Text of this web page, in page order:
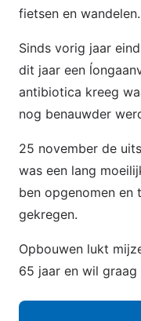
fietsen en wandelen.
Sinds vorig jaar
dit jaar een
antibiotica kreeg
nog benauwder
25 november de
was een lang
ben opgenomen en
gekregen.
Opbouwen lukt
65 jaar en wil graag